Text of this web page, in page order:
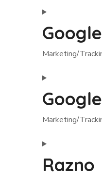
Marketing/
Marketing/
Razno